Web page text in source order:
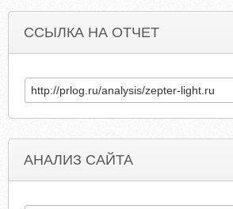
ССЫЛКА НА ОТЧЕТ
АНАЛИЗ САЙТА